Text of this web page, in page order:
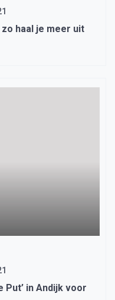
haal je meer uit
Put’ in Andijk voor